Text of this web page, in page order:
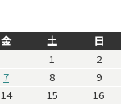
金 土
日
1
2
7 8
9
14 15
16